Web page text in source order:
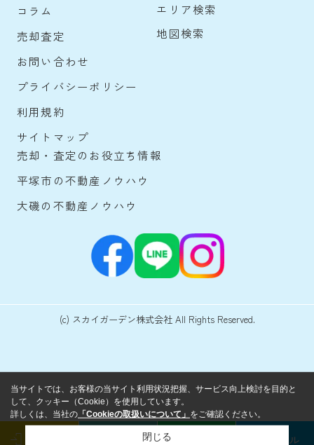
来店予約 メール
コラム
売却査定
お問い合わせ
プライバシーポリシー
利用規約
サイトマップ
エリア検索
地図検索
売却・査定のお役立ち情報
平塚市の不動産ノウハウ
大磯の不動産ノウハウ
(c) スカイガーデン株式会社 All Rights Reserved.
当サイトでは、お客様の当サイト利用状況把握、サービス向上検討を目的と
して、クッキー（Cookie）を使用しています。
詳しくは、当社の 「Cookieの取扱いについて」 をご確認ください。
閉じる